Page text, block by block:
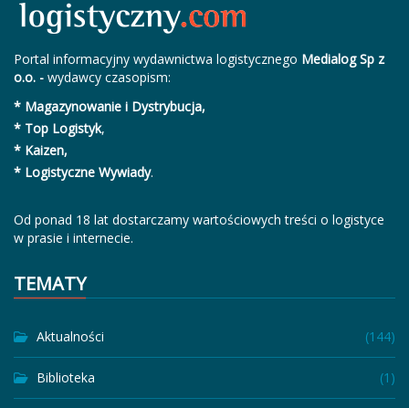
Portal informacyjny wydawnictwa logistycznego Medialog Sp z
o.o. - wydawcy czasopism:
* Magazynowanie i Dystrybucja,
* Top Logistyk,
* Kaizen,
* Logistyczne Wywiady.
Od ponad 18 lat dostarczamy wartościowych treści o logistyce
w prasie i internecie.
TEMATY
Aktualności (144)
Biblioteka (1)